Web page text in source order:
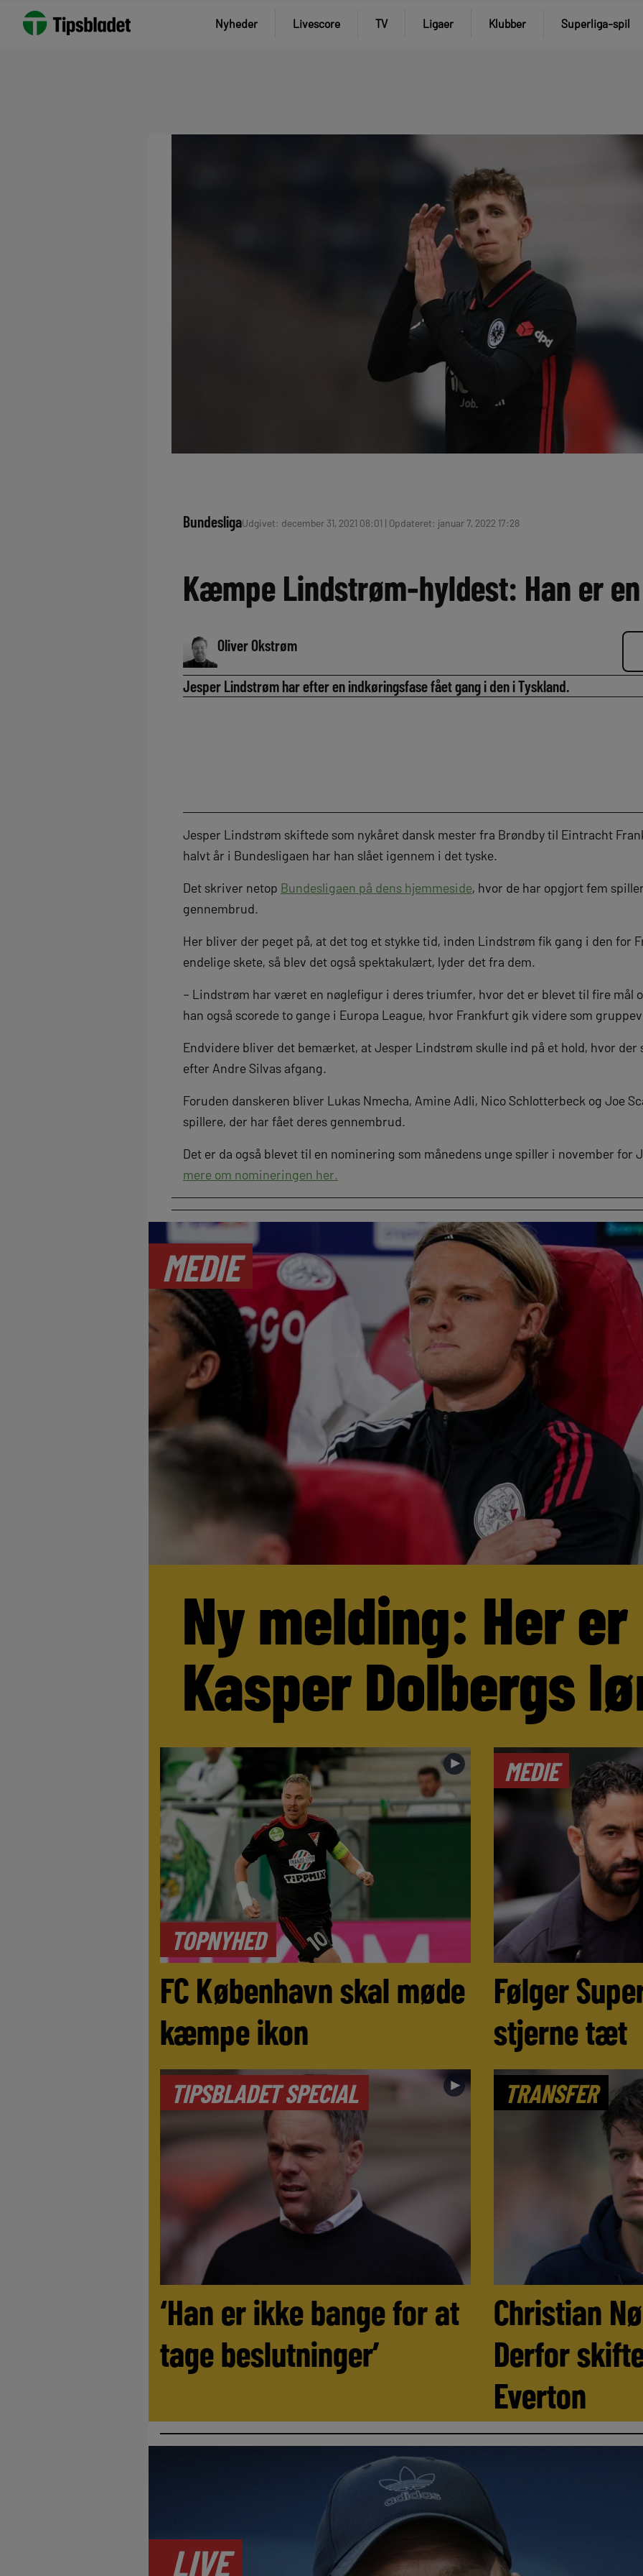
Nyheder Livescore TV Ligaer Klubber Superliga-spil
BundesligaUdgivet: december 31, 2021 08:01 | Opdateret: januar 7, 2022 17:28
Kæmpe Lindstrøm-hyldest: Han er
Oliver Okstrøm
Jesper Lindstrøm har efter en indkøringsfase fået gang i den i Tyskland.
Jesper Lindstrøm skiftede som nykåret dansk mester fra Brøndby til Eintracht
halvt år i Bundesligaen har han slået igennem i det tyske.
Det skriver netop Bundesligaen på dens hjemmeside, hvor de har opgjort fem
gennembrud.
Her bliver der peget på, at det tog et stykke tid, inden Lindstrøm fik gang i den for
endelige skete, så blev det også spektakulært, lyder det fra dem.
– Lindstrøm har været en nøglefigur i deres triumfer, hvor det er blevet til fire mål
han også scorede to gange i Europa League, hvor Frankfurt gik videre som
Endvidere bliver det bemærket, at Jesper Lindstrøm skulle ind på et hold, hvor der
efter Andre Silvas afgang.
Foruden danskeren bliver Lukas Nmecha, Amine Adli, Nico Schlotterbeck og Joe
spillere, der har fået deres gennembrud.
Det er da også blevet til en nominering som månedens unge spiller i november for
mere om nomineringen her.
MEDIE
Ny melding: Her er
Kasper Dolbergs
TOPNYHED
►
FC København skal møde
kæmpe ikon
MEDIE
Følger
stjerne tæt
TIPSBLADET SPECIAL ►
‘Han er ikke bange for at
tage beslutninger’
TRANSFER
Christian
Derfor
Everton
LIVE